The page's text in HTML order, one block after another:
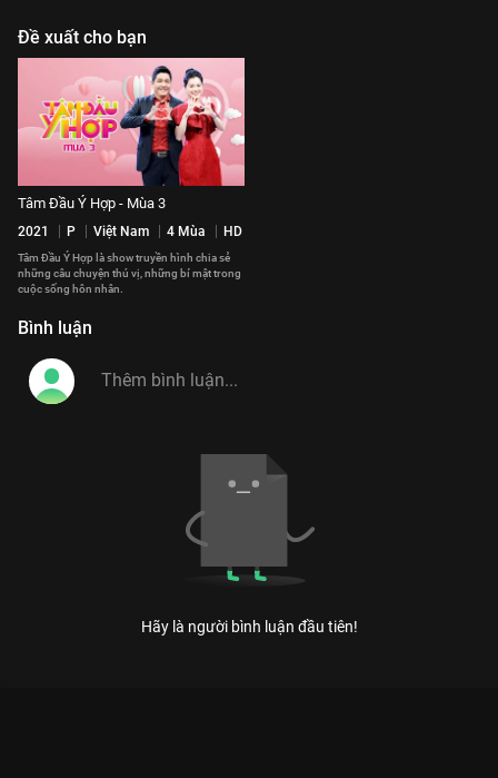
Đề xuất cho bạn
Tâm Đầu Ý Hợp - Mùa 3
2021 P Việt Nam 4 Mùa HD
Tâm Đầu Ý Hợp là show truyền hình chia sẻ
những câu chuyện thú vị, những bí mật trong
cuộc sống hôn nhân.
Bình luận
Hãy là người bình luận đầu tiên!